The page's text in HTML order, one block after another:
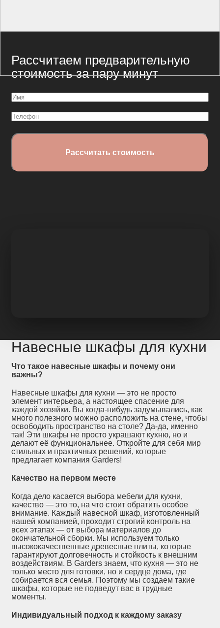
Рассчитаем предварительную
стоимость за пару минут
Имя
Телефон
Навесные шкафы для кухни
Что такое навесные шкафы и почему они
важны?
Навесные шкафы для кухни — это не просто
элемент интерьера, а настоящее спасение для
каждой хозяйки. Вы когда-нибудь задумывались, как
много полезного можно расположить на стене, чтобы
освободить пространство на столе? Да-да, именно
так! Эти шкафы не просто украшают кухню, но и
делают её функциональнее. Откройте для себя мир
стильных и практичных решений, которые
предлагает компания Garders!
Качество на первом месте
Когда дело касается выбора мебели для кухни,
качество — это то, на что стоит обратить особое
внимание. Каждый навесной шкаф, изготовленный
нашей компанией, проходит строгий контроль на
всех этапах — от выбора материалов до
окончательной сборки. Мы используем только
высококачественные древесные плиты, которые
гарантируют долговечность и стойкость к внешним
воздействиям. В Garders знаем, что кухня — это не
только место для готовки, но и сердце дома, где
собирается вся семья. Поэтому мы создаем такие
шкафы, которые не подведут вас в трудные
моменты.
Индивидуальный подход к каждому заказу